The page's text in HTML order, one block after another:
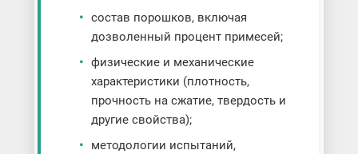
состав порошков, включая
дозволенный процент примесей;
физические и механические
характеристики (плотность,
прочность на сжатие, твердость и
другие свойства);
методологии испытаний,